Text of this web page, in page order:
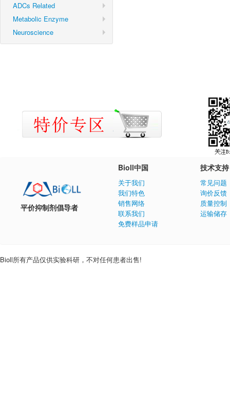
ADCs Related
Metabolic Enzyme
Neuroscience
平价抑制剂倡导者
Bioll中国
关于我们
我们特色
销售网络
联系我们
免费样品申请
技术支持
常见问题
询价反馈
质量控制
运输储存
Bioll所有产品仅供实验科研，不对任何患者出售!